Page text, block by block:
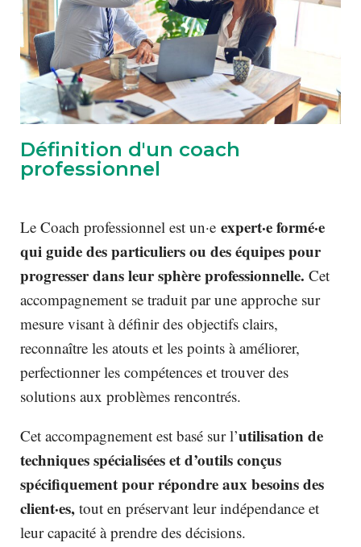
Définition d'un coach
professionnel
Le Coach professionnel est un·e expert·e formé·e
qui guide des particuliers ou des équipes pour
progresser dans leur sphère professionnelle. Cet
accompagnement se traduit par une approche sur
mesure visant à définir des objectifs clairs,
reconnaître les atouts et les points à améliorer,
perfectionner les compétences et trouver des
solutions aux problèmes rencontrés.
Cet accompagnement est basé sur l’utilisation de
techniques spécialisées et d’outils conçus
spécifiquement pour répondre aux besoins des
client·es, tout en préservant leur indépendance et
leur capacité à prendre des décisions.